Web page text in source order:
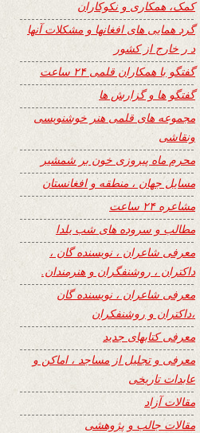
کمک، همکاری و نکوکاران
گرد همایی های افغانها و مشکلات آنها
د ر خارج از کشور
گفتگو با همکاران قلمی ۲۴ ساعت
گفتگو ها و گزارش ها
مجموعه های قلمی هنر خوشنویسی
ونقاشی
محرم ماه پیروزی خون بر شمشیر
مسایل جهان ، منطقه و افغانستان
مشاعره ۲۴ ساعت
مطالب و سروده های شب یلدا
معرفی شاعران ، نویسنده گان ،
داکتران ، روشنفگران و هنرمندان.
معرفی شاعران ، نویسنده گان
،داکتران و روشنفکران
معرفی کتابهای جدید
معرفی و تجلیل از مساجد ، اماکن و
عابدات تاریخی
مقالات آزاد
مقالات جالب و پژوهشی